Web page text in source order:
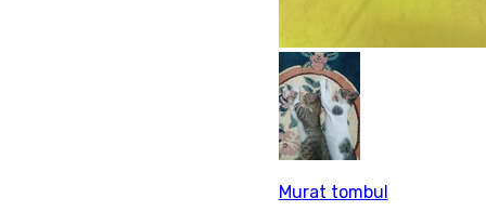
Murat tombul